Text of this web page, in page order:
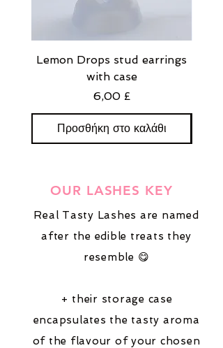
Lemon Drops stud earrings
with case
Τιμή
6,00 £
Προσθήκη στο καλάθι
OUR LASHES KEY
Real Tasty Lashes are named
after the edible treats they
resemble 😋
+ their storage case
encapsulates the tasty aroma
of the flavour of your chosen